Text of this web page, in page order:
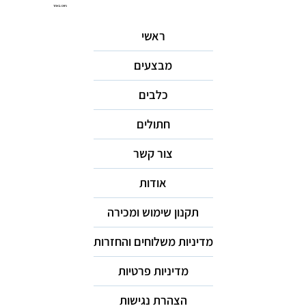
ניווט באתר
ראשי
מבצעים
כלבים
חתולים
צור קשר
אודות
תקנון שימוש ומכירה
מדיניות משלוחים והחזרות
מדיניות פרטיות
הצהרת נגישות